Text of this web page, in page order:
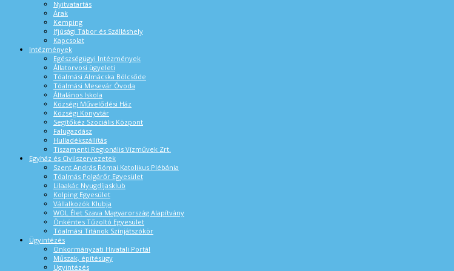
Nyitvatartás
Árak
Kemping
Ifjúsági Tábor és Szálláshely
Kapcsolat
Intézmények
Egészségügyi Intézmények
Állatorvosi ügyeleti
Tóalmási Almácska Bölcsőde
Tóalmási Mesevár Óvoda
Általános Iskola
Községi Művelődési Ház
Községi Könyvtár
Segítőkéz Szociális Központ
Falugazdász
Hulladékszállítás
Tiszamenti Regionális Vízművek Zrt.
Egyház és Civilszervezetek
Szent András Római Katolikus Plébánia
Tóalmás Polgárőr Egyesület
Lilaakác Nyugdíjasklub
Kolping Egyesület
Vállalkozók Klubja
WOL Élet Szava Magyarország Alapítvány
Önkéntes Tűzoltó Egyesület
Tóalmási Titánok Színjátszókör
Ügyintézés
Önkormányzati Hivatali Portál
Műszak, építésügy
Ügyintézés